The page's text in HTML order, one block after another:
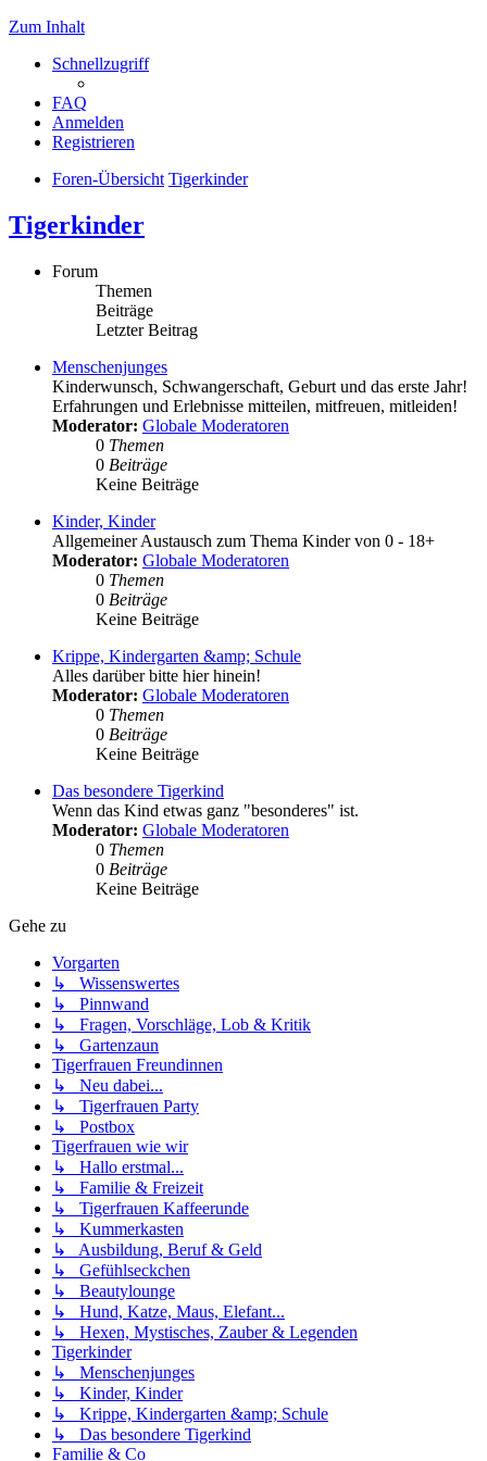
Zum Inhalt
Schnellzugriff
FAQ
Anmelden
Registrieren
Foren-Übersicht Tigerkinder
Tigerkinder
Forum
Themen
Beiträge
Letzter Beitrag
Menschenjunges
Kinderwunsch, Schwangerschaft, Geburt und das erste Jahr!
Erfahrungen und Erlebnisse mitteilen, mitfreuen, mitleiden!
Moderator: Globale Moderatoren
0 Themen
0 Beiträge
Keine Beiträge
Kinder, Kinder
Allgemeiner Austausch zum Thema Kinder von 0 - 18+
Moderator: Globale Moderatoren
0 Themen
0 Beiträge
Keine Beiträge
Krippe, Kindergarten &amp; Schule
Alles darüber bitte hier hinein!
Moderator: Globale Moderatoren
0 Themen
0 Beiträge
Keine Beiträge
Das besondere Tigerkind
Wenn das Kind etwas ganz "besonderes" ist.
Moderator: Globale Moderatoren
0 Themen
0 Beiträge
Keine Beiträge
Gehe zu
Vorgarten
↳ Wissenswertes
↳ Pinnwand
↳ Fragen, Vorschläge, Lob & Kritik
↳ Gartenzaun
Tigerfrauen Freundinnen
↳ Neu dabei...
↳ Tigerfrauen Party
↳ Postbox
Tigerfrauen wie wir
↳ Hallo erstmal...
↳ Familie & Freizeit
↳ Tigerfrauen Kaffeerunde
↳ Kummerkasten
↳ Ausbildung, Beruf & Geld
↳ Gefühlseckchen
↳ Beautylounge
↳ Hund, Katze, Maus, Elefant...
↳ Hexen, Mystisches, Zauber & Legenden
Tigerkinder
↳ Menschenjunges
↳ Kinder, Kinder
↳ Krippe, Kindergarten &amp; Schule
↳ Das besondere Tigerkind
Familie & Co